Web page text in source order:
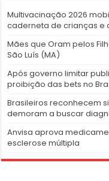
Multivacinação 2026
caderneta de crianças e
Mães que Oram pelos
São Luís (MA)
Após governo limitar
proibição das bets no
Brasileiros reconhecem
demoram a buscar
Anvisa aprova
esclerose múltipla